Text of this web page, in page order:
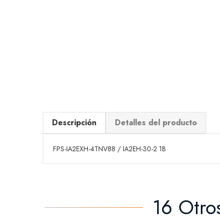
Descripción Detalles del producto
FPS-IA2EXH-4TNV88 / IA2EH-30-2 1B
16